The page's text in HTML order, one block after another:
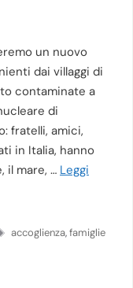
un nuovo
dai villaggi di
contaminate a
di
fratelli, amici,
in Italia, hanno
il mare, … Leggi
Tag
accoglienza,famiglie